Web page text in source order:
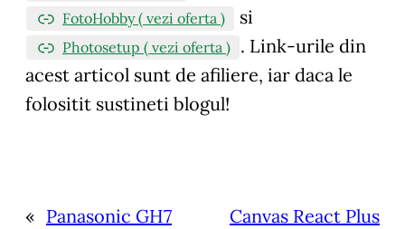
FotoHobby ( vezi oferta ) si
Photosetup ( vezi oferta ) . Link-urile din
acest articol sunt de afiliere, iar daca le
folositit sustineti blogul!
« Panasonic GH7
Canvas React Plus